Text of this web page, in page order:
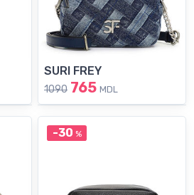
SURI FREY
1090 765 MDL
-30 %